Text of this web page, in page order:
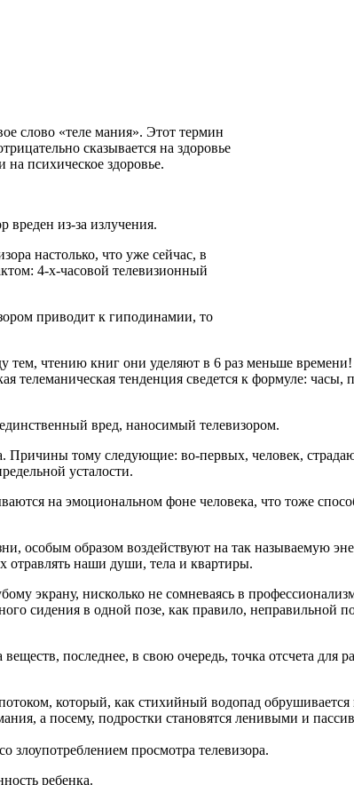
слово «теле мания». Этот термин
сказывается на здоровье
на психическое здоровье.
вреден из-за излучения.
настолько, что уже сейчас, в
4-х-часовой телевизионный
приводит к гиподинамии, то
тем, чтению книг они уделяют в 6 раз меньше
телеманическая тенденция сведется к формуле: часы,
вред, наносимый телевизором.
Причины тому следующие: во-первых, человек,
усталости.
на эмоциональном фоне человека, что тоже
особым образом воздействуют на так называемую
отравлять наши души, тела и квартиры.
экрану, нисколько не сомневаясь в
сидения в одной позе, как правило, неправильной
последнее, в свою очередь, точка отсчета для
который, как стихийный водопад
а посему, подростки становятся ленивыми и
злоупотреблением просмотра телевизора.
ребенка.